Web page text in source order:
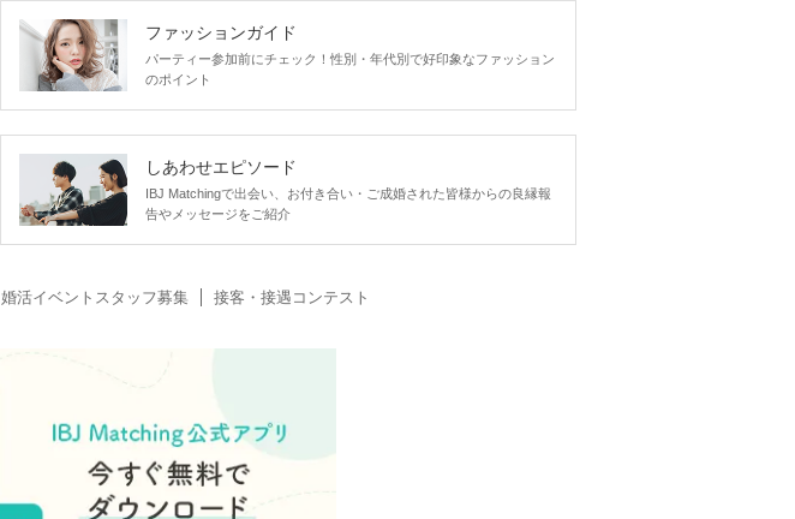
ファッションガイド
パーティー参加前にチェック！性別・年代別で好印象なファッション
のポイント
しあわせエピソード
IBJ Matchingで出会い、お付き合い・ご成婚された皆様からの良縁報
告やメッセージをご紹介
婚活イベントスタッフ募集 接客・接遇コンテスト